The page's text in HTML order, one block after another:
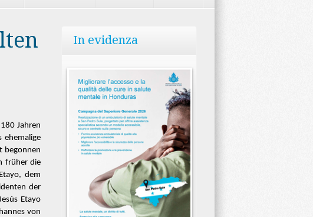
Jahren
ehemalige
begonnen
früher die
dem
der
Etayo
von
In evidenza